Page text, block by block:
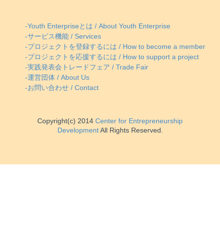
-Youth Enterpriseとは / About Youth Enterprise
-サービス機能 / Services
-プロジェクトを登録するには / How to become a member
-プロジェクトを応援するには / How to support a project
-実践発表会トレードフェア / Trade Fair
-運営団体 / About Us
-お問い合わせ / Contact
Copyright(c) 2014 Center for Entrepreneurship
DevelopmentAll Rights Reserved.